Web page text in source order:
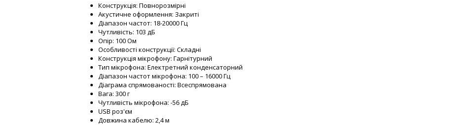
Конструкція: Повнорозмірні
Акустичне оформлення: Закриті
Діапазон частот: 18-20000 Гц
Чутливість: 103 дБ
Опір: 100 Ом
Особливості конструкції: Складні
Конструкція мікрофону: Гарнітурний
Тип мікрофона: Електретний конденсаторний
Діапазон частот мікрофона: 100 – 16000 Гц
Діаграма спрямованості: Всеспрямована
Вага: 300 г
Чутливість мікрофона: -56 дБ
USB роз'єм
Довжина кабелю: 2,4 м